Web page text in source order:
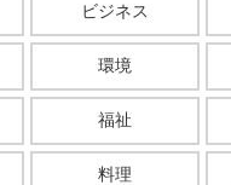
ビジネス
環境
福祉
料理